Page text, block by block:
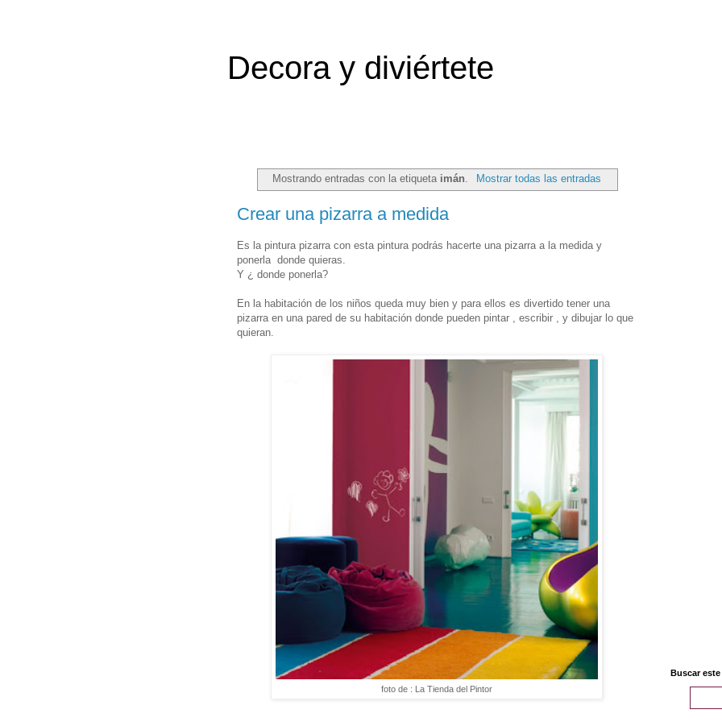
Decora y diviértete
Mostrando entradas con la etiqueta imán Mostrar todas las entradas
Crear una pizarra a medida
Es la pintura pizarra con esta pintura podrás hacerte una pizarra a la medida y
ponerla donde quieras.
Y ¿ donde ponerla?
En la habitación de los niños queda muy bien y para ellos es divertido tener una
pizarra en una pared de su habitación donde pueden pintar , escribir , y dibujar lo que
quieran.
foto de : La Tienda del Pintor
Buscar